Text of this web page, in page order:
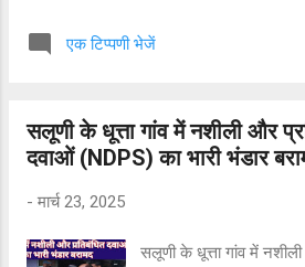
वन खंड अधिकारी फतेहपुर
जाँच के लिए भूमि के मालिकों
कहा गया है। वही स्थानीय
दर्ज करवा दी है।
एक टिप्पणी भेजें
सलूणी के धूत्ता गांव में नशीली और
दवाओं (NDPS) का भारी भंडार
- मार्च 23, 2025
सलूणी के धूत्ता गांव में